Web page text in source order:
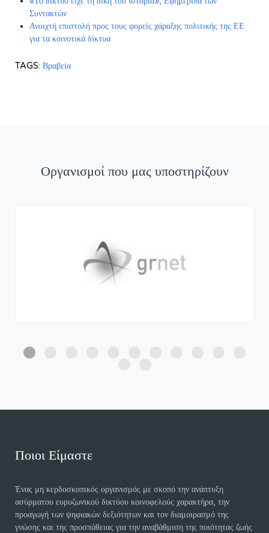
Συντακτών
Ανοιχτή επιστολή προς τους φορείς χάραξης πολιτικής της ΕΕ
για τα κοινοτικά δίκτυα
TAGS: Βραβεία
Οργανισμοί που μας υποστηρίζουν
Ποιοι Είμαστε
Ένας μη κερδοσκοπικός οργανισμός με σκοπό την ανάπτυξη
ασύρματου ευρυζωνικού δικτύου κοινοφελούς χαρακτήρα, την
προαγωγή των ψηφιακών δεξιότητων και τον διαμοιρασμό της
γνώσης και της προσπάθειας για την αναβάθμιση της ποιότητας ζωής